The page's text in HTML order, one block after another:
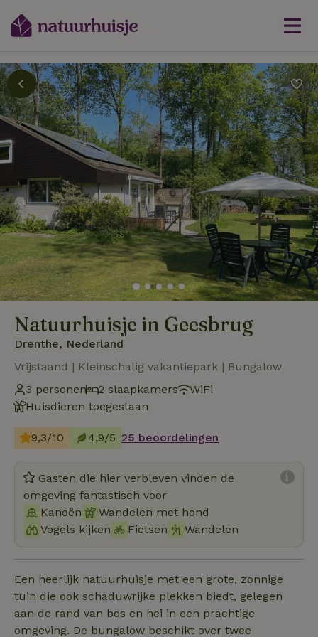
Natuurhuisje in Geesbrug
Drenthe, Nederland
Vrijstaand | Kleinschalig vakantiepark | Bungalow
3 personen
2 slaapkamers
WiFi
Huisdieren toegestaan
9,3/10 4,9/5 25 beoordelingen
Gasten die hier verbleven vinden de
omgeving fantastisch voor
Kanoën
Wandelen met hond
Vogels kijken
Fietsen Wandelen
Een heerlijk natuurhuisje met een grote, zonnige
tuin die ook schaduwrijke plekken biedt, gelegen
aan de rand van bos en hei in een prachtige
omgeving. De bungalow beschikt over twee